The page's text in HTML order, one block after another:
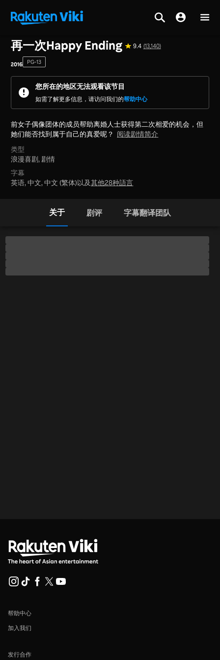
再一次Happy Ending 9.4 (13,140)
2016 PG-13
您所在的地区无法观看该节目
如需了解更多信息，请访问我们的帮助中心
前女子偶像团体的成员帮助离婚人士获得第二次相爱的机会，但
她们能否找到属于自己的真爱呢？ 阅读剧情简介
类型
浪漫喜剧, 剧情
字幕
英语, 中文, 中文 (繁体)以及其他28种語言
关于 剧评 字幕翻译团队
帮助中心
加入我们
发行合作